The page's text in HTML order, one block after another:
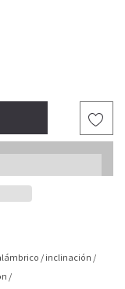
/ inclinación /
/